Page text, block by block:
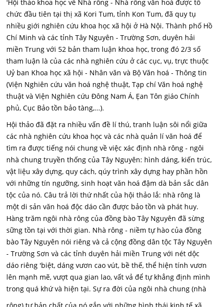
'Hội thảo khoa học về Nhà rông - Nhà rống văn hoá được tổ
chức đầu tiên tại thị xã Kori Tum, tỉnh Kon Tum, đã quy tụ
nhiều giới nghiên cứu khoa học xã hội ở Hà Nội. Thành phố Hồ
Chí Minh và các tỉnh Tây Nguyên - Trường Sơn, duyên hải
miền Trung với 52 bản tham luận khoa học, trong đó 2/3 số
tham luận là của các nhà nghiên cứu ở các cục, vụ, trực thuộc
Uỷ ban Khoa học xã hội - Nhân văn và Bộ Văn hoá - Thông tin
(Viện Nghiên cứu văn hoá nghệ thuật, Tạp chí Văn hoá nghệ
thuật và Viện Nghiên cứu Đông Nam Á, Ẹan Tôn giáo Chính
phủ, Cục Bảo tồn bảo tàng,...).
Hội thảo đã đặt ra nhiều vấn đề lí thú, tranh luận sôi nổi giữa
các nhà nghiên cứu khoa học và các nhà quản lí văn hoá để
tìm ra được tiếng nói chung về việc xác định nhà rông - ngôi
nhà chung truyền thống của Tây Nguyên: hình dáng, kiến trúc,
vật liệu xây dựng, quy cách, qúy trình xây dựng hay phần hồn
với những tín ngưỡng, sinh hoạt văn hoá đậm dà bản sắc dân
tộc của nó. Câu trả lời thứ nhất của hội thảo lắ: nhà rông là
một di sản văn hoá độc dáo cần được bảo tồn và phát huy.
Hàng trăm ngôi nhà rông của đồng bào Tây Nguyên đã sừng
sững tồn tại với thời gian. Nhà rông - niềm tự hào của đồng
bào Tây Nguyên nói riêng và cả cộng đồng dân tộc Tây Nguyên
- Trường Sơn và các tỉnh duyên hải miền Trung với nét dộc
dáo riêng 'biệt, dáng vươn cao vút, bề thế, thể hiện tính vươn
lên mạnh mẽ, vượt qua gian lao, vất vả để tự khẳng định mình
trong quá khứ và hiện tại. Sự ra đời của ngôi nhà chung (nhà